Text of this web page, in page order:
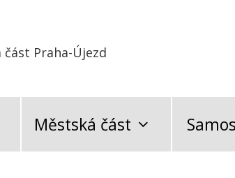
část Praha-Újezd
Městská část